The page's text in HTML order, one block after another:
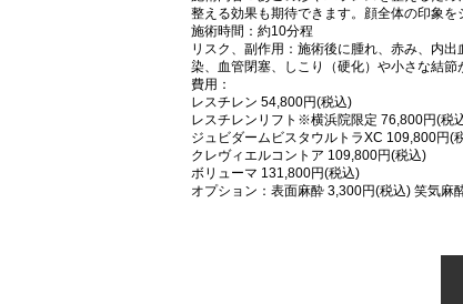
整える効果も期待できます。顔全体の印象
施術時間：約10分程
リスク、副作用：施術後に腫れ、赤み、内
染、血管閉塞、しこり（硬化）や小さな結
費用：
レスチレン 54,800円(税込)
レスチレンリフト※横浜院限定 76,800円(税
ジュビダームビスタウルトラXC 109,800円(
クレヴィエルコントア 109,800円(税込)
ボリューマ 131,800円(税込)
オプション：表面麻酔 3,300円(税込) 笑気麻